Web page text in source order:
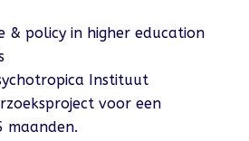
& policy in higher education
Instituut
voor een
maanden.